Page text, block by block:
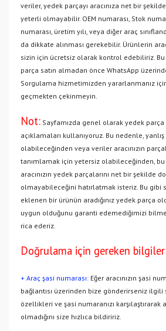
veriler, yedek parçayı aracınıza net bir
yeterli olmayabilir. OEM numarası, Stok
numarası, üretim yılı, veya diğer araç
da dikkate alınması gerekebilir. Ürünlerin
sizin için ücretsiz olarak kontrol edebiliriz.
parça satın almadan önce WhatsApp
Sorgulama hizmetimizden yararlanmanız
geçmekten çekinmeyin.
Not: Sayfamızda genel olarak yedek
açıklamaları kullanıyoruz. Bu nedenle,
olabileceğinden veya veriler aracınızın
tanımlamak için yetersiz olabileceğinden, bu
aracınızın yedek parçalarını net bir şekilde
olmayabileceğini hatırlatmak isteriz. Bu gibi
eklenen bir ürünün aradığınız yedek parça
uygun olduğunu garanti edemediğimizi
rica ederiz.
Doğrulama için gereken
+ Araç şasi numarası: Eğer aracınızın şasi
bağlantısı üzerinden bize gönderirseniz ilgili
özellikleri ve şasi numaranızı karşılaştırarak
olmadığını size hızlıca bildiririz.